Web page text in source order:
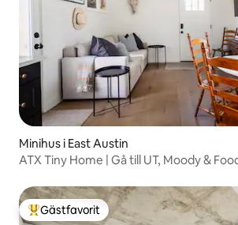
Minihus i East Austin
ATX Tiny Home | Gå till UT, Moody &
Populär gästfavorit
Gästfavorit